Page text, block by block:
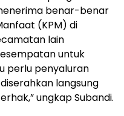
benar-benar
(KPM) di
lain
untuk
perlu penyaluran
langsung
ungkap Subandi.